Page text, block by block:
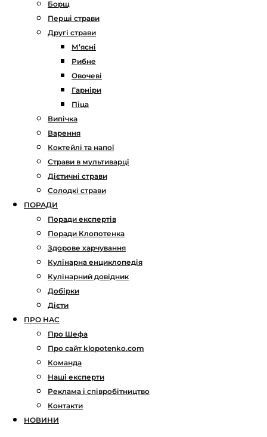
Борщ
Перші страви
Другі страви
М’ясні
Рибне
Овочеві
Гарніри
Піца
Випічка
Варення
Коктейлі та напої
Страви в мультиварці
Дієтичні страви
Солодкі страви
ПОРАДИ
Поради експертів
Поради Клопотенка
Здорове харчування
Кулінарна енциклопедія
Кулінарний довідник
Добірки
Дієти
ПРО НАС
Про Шефа
Про сайт klopotenko.com
Команда
Наші експерти
Реклама і співробітництво
Контакти
НОВИНИ